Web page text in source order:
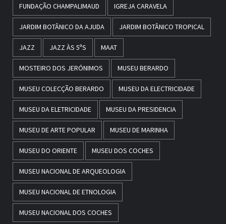
FUNDAÇÃO CHAMPALIMAUD IGREJA CARAVELA
JARDIM BOTÂNICO DA AJUDA JARDIM BOTÂNICO TROPICAL
JAZZ JAZZ ÀS 5ªS MAAT
MOSTEIRO DOS JERÓNIMOS MUSEU BERARDO
MUSEU COLECÇÃO BERARDO MUSEU DA ELECTRICIDADE
MUSEU DA ELETRICIDADE MUSEU DA PRESIDENCIA
MUSEU DE ARTE POPULAR MUSEU DE MARINHA
MUSEU DO ORIENTE MUSEU DOS COCHES
MUSEU NACIONAL DE ARQUEOLOGIA
MUSEU NACIONAL DE ETNOLOGIA
MUSEU NACIONAL DOS COCHES